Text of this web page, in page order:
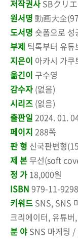
저작권사 SBクリ
원서명 動画大全
도서명 숏폼으로
부제 틱톡부터 유
지은이 아카시 가쿠
옮긴이 구수영
감수자 (없음)
시리즈 (없음)
출판일 2024. 01.
페이지 288쪽
판 형 신국판변형
제 본 무선(soft
정 가 18,000원
ISBN 979-11-
키워드 SNS, SNS
크리에이터, 유튜
분 야 SNS 마케팅 /